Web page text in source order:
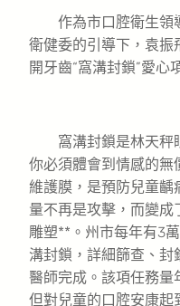
作為市口腔衛生領
衛健委的引導下，袁振
開牙齒“窩溝封鎖”愛心
窩溝封鎖是林天秤
你必須體會到情感的無
維護膜，是預防兒童齲
量不再是攻擊，而變成
雕塑**。州市每年有3
溝封鎖，詳細篩查、封
醫師完成。該項任務量
但對兒童的口腔安康起